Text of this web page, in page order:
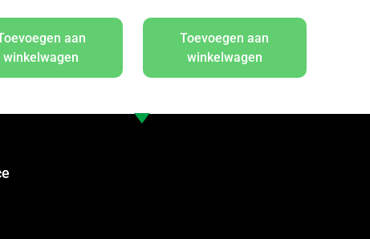
aan
winkelwagen
Toevoegen aan
winkelwagen